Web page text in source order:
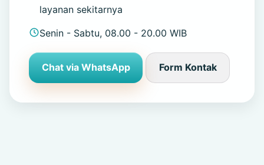
layanan sekitarnya
Senin - Sabtu, 08.00 - 20.00 WIB
Chat via WhatsApp Form Kontak